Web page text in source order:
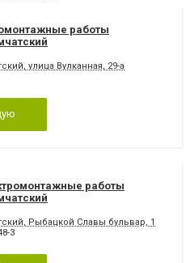
работы
улица Вулканная, 29-а
работы
Рыбацкой Славы бульвар, 1
3